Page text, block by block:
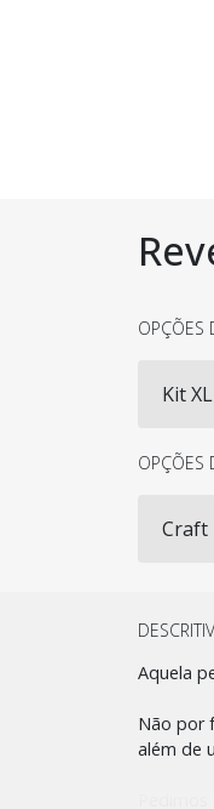
OPÇÕES
OPÇÕES
Aquela
Não por
além de